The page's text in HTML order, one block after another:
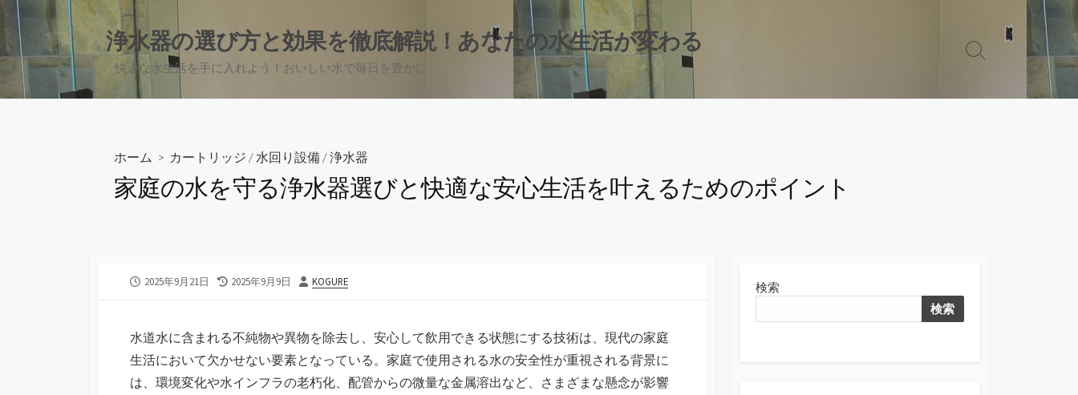
コ
テ
ン
ツ
浄水器の選び方と効果を徹底解説！あなたの水生活が変わる
快適な水生活を手に入れよう！おいしい水で毎日を豊かに
検
ホーム > カートリッジ / 水回り設備 /浄水器
家庭の水を守る浄水器選びと快適な安心生活を叶えるためのポイント
公
2025年9月21日
最
日
2025年9月9日
投
KOGURE
水道水に含まれる不純物や異物を除去し、安心して飲用できる状態にする技術は、現代の家庭
生活において欠かせない要素となっている。 家庭で使用される水の安全性が重視される背景に
は、環境変化や水インフラの老朽化、配管からの微量な金属溶出など、さまざまな懸念が影響
検索
検索